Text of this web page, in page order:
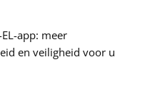
app: meer
en veiligheid voor u